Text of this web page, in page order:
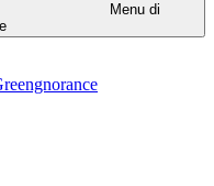
Menu di